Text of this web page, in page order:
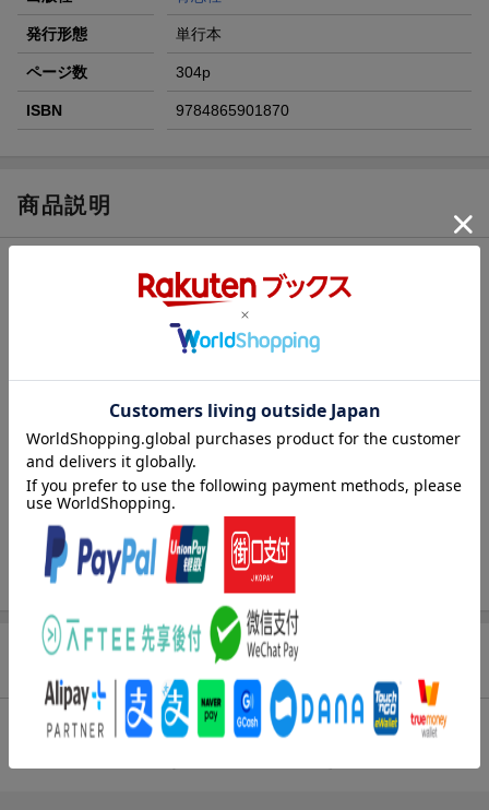
発行形態 単行本
ページ数 304p
ISBN 9784865901870
商品説明
内容紹介（出版社より）
すべてのジャニーズファンに捧げる、メリー喜多川氏、唯一公認
新たに115ページの大幅加筆により、50年の時を経て復活！
著者が間近で見てきた「熱中時代」「箱推し」ドキュメンタリー
Johnny's Family
SMAP／嵐／Snow Man／King & Prince／SixTONES／なにわ男子
ジャニーズ／フォーリーブス／郷ひろみ／ジャニーズ・ジュニア
本書は、ジャニーズ・H・喜多川氏のスキャンダルの追求ではな
く、広く世間で「ジャニーズ」とブランド化されたアイドルグル
ープのジャンルをこの国に確立させた背景をメリー喜多川氏の協
力を得て綴った物語であるーー。
本著の主旨
当時、私はメリーの幅広い知見に協力を約束したのが本著の成り
立ちであった。有難いことに、最近になって「ジャニーズ・ファ
ミリー」の歴史を刻印して50年前に出版した『ジャニーズ・ファ
商品レビュー（1件）
総合評価：